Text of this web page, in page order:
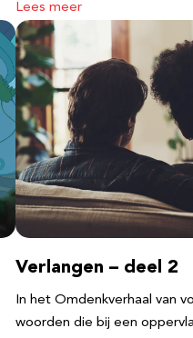
Lees meer
Verlangen – deel 2
In het Omdenkverhaal van
woorden die bij een